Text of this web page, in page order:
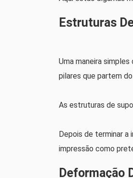
Estruturas
Uma maneira
pilares que partem
As estruturas de
Depois de terminar a
impressão como
Deformação